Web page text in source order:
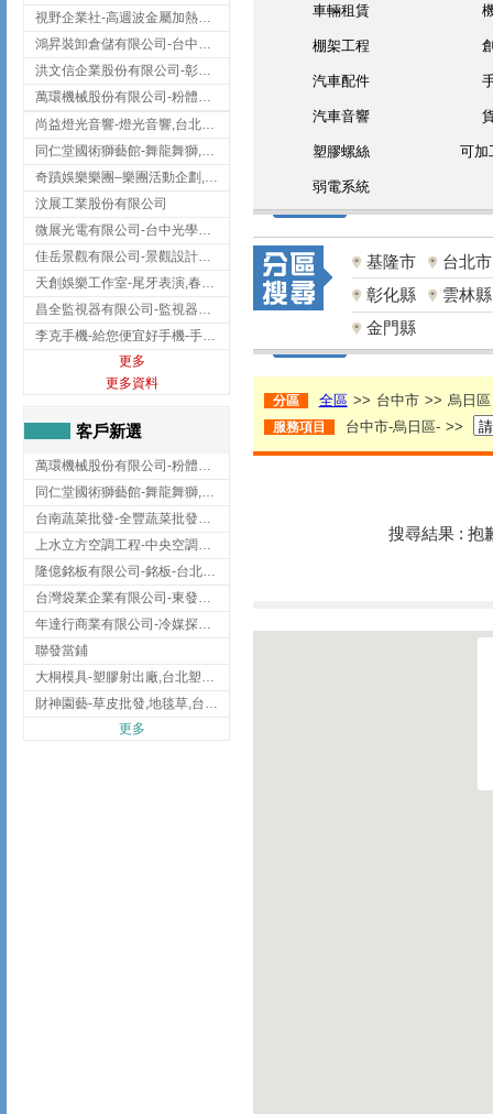
視野企業社-高週波金屬加熱設備,彰化高週波金屬加熱設備
鴻昇裝卸倉儲有限公司-台中貨櫃裝卸
洪文信企業股份有限公司-彰化鋅合金鑄造,彰化五金加工,彰化五金配件
萬環機械股份有限公司-粉體塗裝設備,輸送機,輸送機設備,台南輸送機
尚益燈光音響-燈光音響,台北燈光音響,台北燈光音響出租
同仁堂國術獅藝館-舞龍舞獅,台中舞龍舞獅
奇蹟娛樂樂團–樂團活動企劃,台中樂團表演,台中婚禮樂團
汶展工業股份有限公司
微展光電有限公司-台中光學鍍膜,optical filter taiwan,台灣光學鍍膜
佳岳景觀有限公司-景觀設計公司,台北景觀設計,台北景觀工程,中山區景觀設計
天創娛樂工作室-尾牙表演,春酒表演,板橋尾牙表演
昌全監視器有限公司-監視器安裝,高雄監視器安裝,鳳山區監視器安裝
李克手機-給您便宜好手機-手機收購,屏東手機收購
更多
更多資料
客戶新選
萬環機械股份有限公司-粉體塗裝設備,輸送機,輸送機設備,台南輸送機
同仁堂國術獅藝館-舞龍舞獅,台中舞龍舞獅
台南蔬菜批發-全豐蔬菜批發專送/台南蔬菜箱宅配到府
上水立方空調工程-中央空調規劃,台北中央空調規劃
隆億銘板有限公司-銘板-台北銘板-板橋銘板
台灣袋業企業有限公司-東發企業社/台中太空袋/太空包
年達行商業有限公司-冷媒探漏儀,壓力錶組,真空泵浦,台北冷凍空調材料
聯發當鋪
大桐模具-塑膠射出廠,台北塑膠射出廠
財神園藝-草皮批發,地毯草,台北草,彰化地毯草,彰化台北草
更多
車輛租賃
棚架工程
汽車配件
汽車音響
塑膠螺絲 可加
弱電系統
基隆市
台北市
彰化縣
雲林縣
金門縣
分區 全區 >> 台中市 >> 烏日區
服務項目 台中市-烏日區- >>
搜尋結果 : 抱